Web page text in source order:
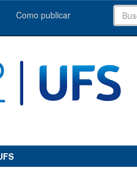
Como publicar